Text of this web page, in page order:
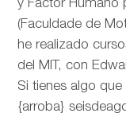
y Factor Humano
(Faculdade de
he realizado
del MIT, con
Si tienes algo
{arroba}